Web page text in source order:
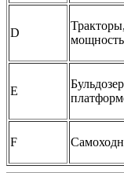
D
E
F